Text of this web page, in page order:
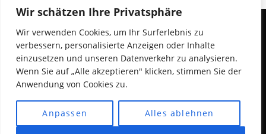
Wir schätzen Ihre Privatsphäre
Wir verwenden Cookies, um Ihr Surferlebnis zu
verbessern, personalisierte Anzeigen oder Inhalte
einzusetzen und unseren Datenverkehr zu analysieren.
Wenn Sie auf „Alle akzeptieren" klicken, stimmen Sie der
Anwendung von Cookies zu.
Anpassen Alles ablehnen
Datenschutzerklärung
Copyright © 2026 Saxophonkurse Online - Saxophon
lernen